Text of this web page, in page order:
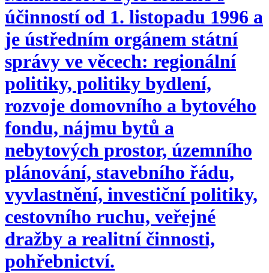
účinností od 1. listopadu 1996 a
je ústředním orgánem státní
správy ve věcech: regionální
politiky, politiky bydlení,
rozvoje domovního a bytového
fondu, nájmu bytů a
nebytových prostor, územního
plánování, stavebního řádu,
vyvlastnění, investiční politiky,
cestovního ruchu, veřejné
dražby a realitní činnosti,
pohřebnictví.